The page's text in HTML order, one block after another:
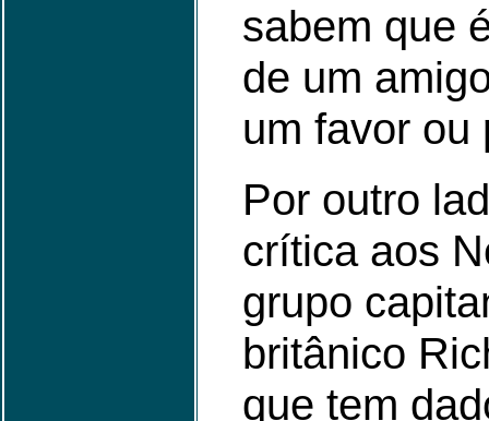
sabem que
de um
um favor ou
Por outro
crítica aos
grupo
britânico
que tem